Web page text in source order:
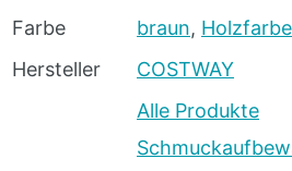
Farbe
braun,
Hersteller
COSTWAY
Alle Produkte